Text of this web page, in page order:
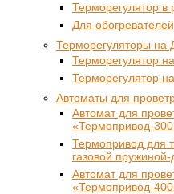
Терморегулятор в
Для обогревателей
Терморегуляторы на
Терморегулятор
Терморегулятор
Автоматы для
Автомат для
«Термопривод-
Термопривод для
газовой
Автомат для
«Термопривод-